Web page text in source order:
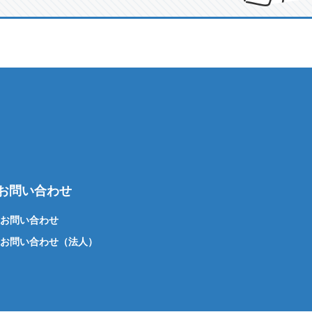
問い合わせ
お問い合わせ
お問い合わせ（法人）